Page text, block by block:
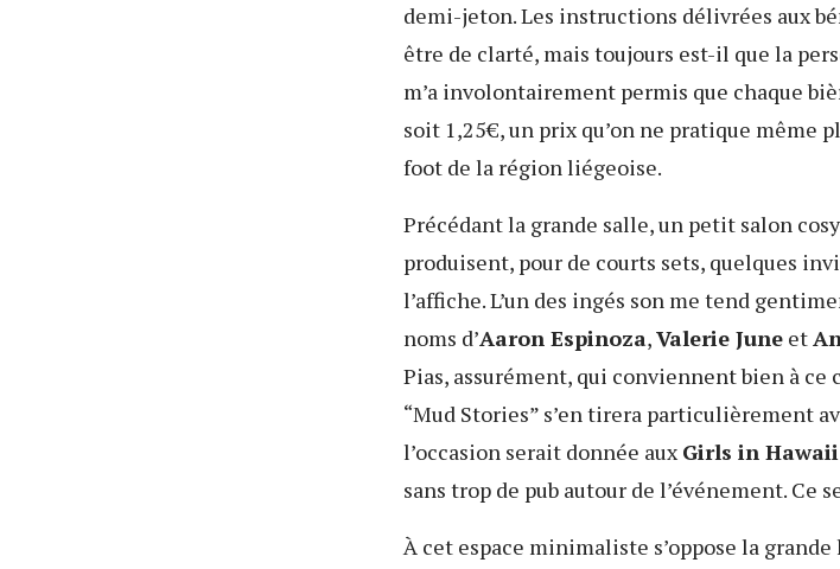
demi-jeton. Les instructions délivrées aux
être de clarté, mais toujours est-il que la
m’a involontairement permis que chaque
soit 1,25€, un prix qu’on ne pratique même
foot de la région liégeoise.
Précédant la grande salle, un petit salon
produisent, pour de courts sets, quelques
l’affiche. L’un des ingés son me tend
noms d’Aaron Espinoza,Valerie June et
Pias, assurément, qui conviennent bien à
“Mud Stories” s’en tirera particulièrement
l’occasion serait donnée aux Girls in Hawaii
sans trop de pub autour de l’événement. Ce
À cet espace minimaliste s’oppose la